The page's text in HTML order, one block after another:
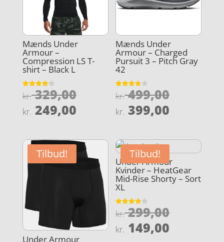
Mænds Under
Armour –
Compression LS T-
shirt – Black L
Vurderet
4.2
kr.329,00Den
oprindelige
kr. 329,00.
kr. 249,00Den
pris
er:
kr. 249,00.
Mænds Under
Armour – Charged
Pursuit 3 – Pitch Gray
42
Vurderet
3.8
kr.499,00Den
kr.
kr. 399,00
pris
er:
kr.
Tilbud!
Under Armour
Tilbud!
Under Armour
Kvinder – HeatGear
Mid-Rise Shorty – Sort
XL
Vurderet
3.9
kr.299,00Den
kr. 149,00